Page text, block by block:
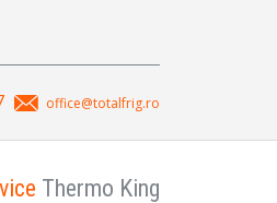
office@totalfrig.ro
Thermo King